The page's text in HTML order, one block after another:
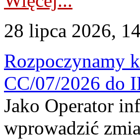
28 lipca 2026,
Rozpoczynamy
CC/07/2026 do
Jako Operator
wprowadzić